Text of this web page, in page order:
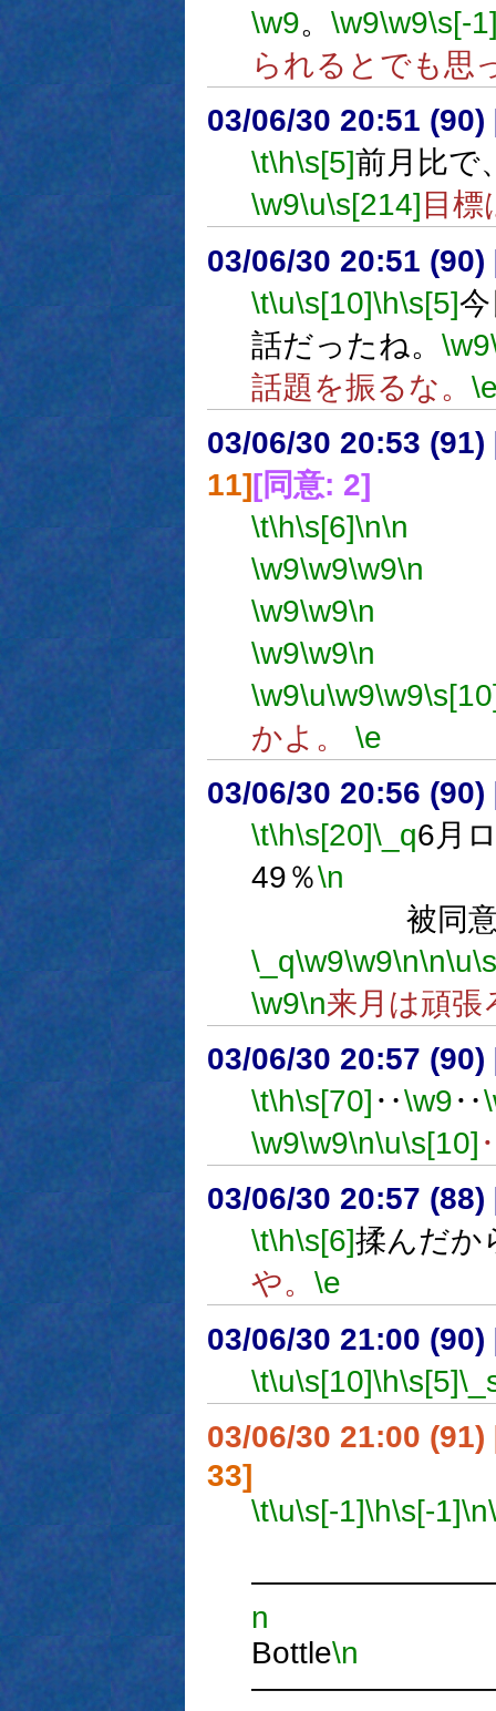
\w9。 \w9\w9\s[-
られるとでも思
03/06/30 20:51 (90)
\t\h\s[5]前月比で
\w9\u\s[214] 目
03/06/30 20:51 (90)
\t\u\s[10]\h\s[5]
話だったね。 \w9
話題を振るな。
03/06/30 20:53 (91)
11][同意: 2]
\t\h\s[6]\n\n
\w9\w9\w9\n
\w9\w9\n
\w9\w9\n
\w9\u\w9\w9
かよ。 \e
03/06/30 20:56 (90)
\t\h\s[20]\_q6月
49％\n
被同意数
\_q\w9\w9\n\n\u
\w9\n来月は頑張
03/06/30 20:57 (90)
\t\h\s[70] ‥\w9‥
\w9\w9\n\u\s[10]
03/06/30 20:57 (88)
\t\h\s[6]揉んだか
や。 \e
03/06/30 21:00 (90)
\t\u\s[10]\h\s[5]
03/06/30 21:00 (91)
33]
\t\u\s[-1]\h\s[-1]\n
n
Bottle\n